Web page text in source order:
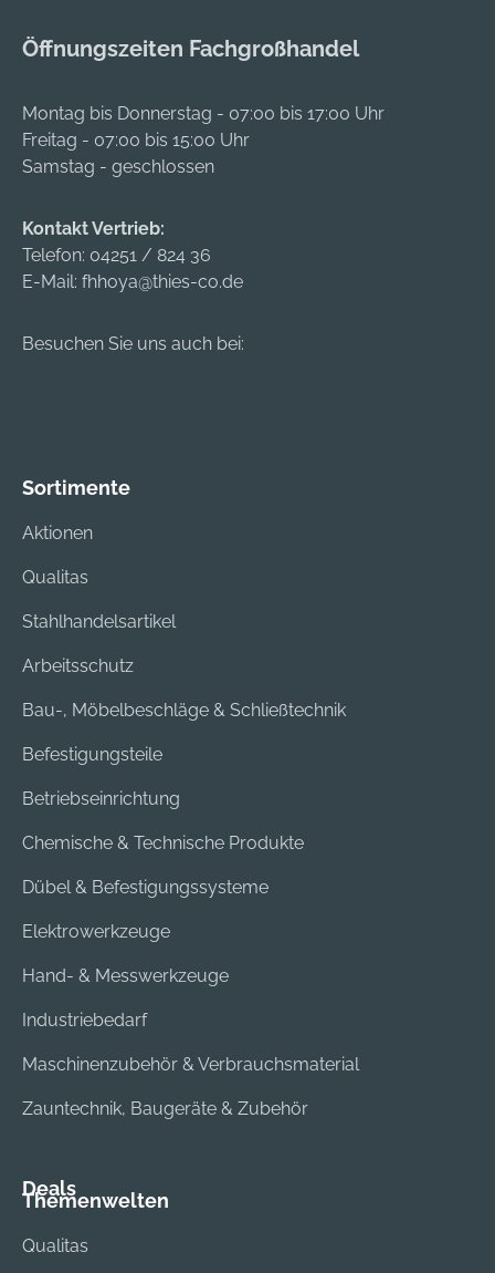
Öffnungszeiten Fachgroßhandel
Montag bis Donnerstag - 07:00 bis 17:00 Uhr
Freitag - 07:00 bis 15:00 Uhr
Samstag - geschlossen
Kontakt Vertrieb:
Telefon: 04251 / 824 36
E-Mail: fhhoya@thies-co.de
Besuchen Sie uns auch bei:
Sortimente
Aktionen
Qualitas
Stahlhandelsartikel
Arbeitsschutz
Bau-, Möbelbeschläge & Schließtechnik
Befestigungsteile
Betriebseinrichtung
Chemische & Technische Produkte
Dübel & Befestigungssysteme
Elektrowerkzeuge
Hand- & Messwerkzeuge
Industriebedarf
Maschinenzubehör & Verbrauchsmaterial
Zauntechnik, Baugeräte & Zubehör
Deals
Themenwelten
Qualitas